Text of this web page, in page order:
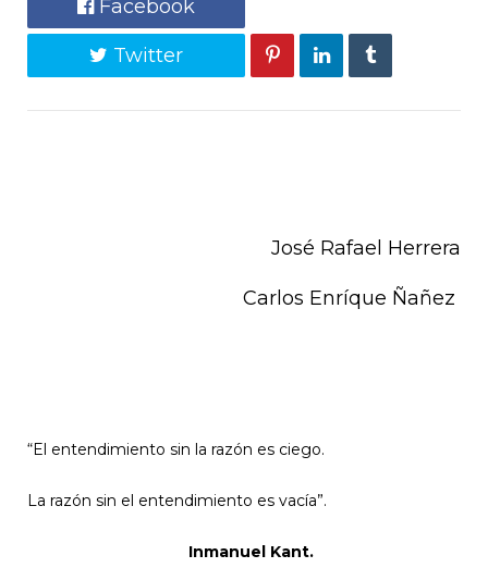
Facebook
Twitter
José Rafael Herrera
Carlos Enríque Ñañez
“El entendimiento sin la razón es ciego.
La razón sin el entendimiento es vacía”.
Inmanuel Kant.